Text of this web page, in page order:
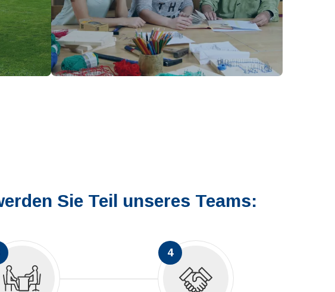
Sie Teil unseres Teams:
4